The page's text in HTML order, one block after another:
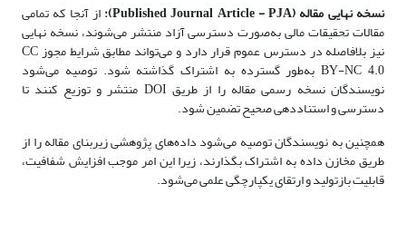
نسخه نهایی مقاله (Published Journal Article - PJA):
از آنجا که تمامی
مقالات تحقیقات مالی به‌صورت دسترسی آزاد منتشر می‌شوند، نسخه نهایی
نیز بلافاصله در دسترس عموم قرار دارد و می‌تواند مطابق شرایط مجوز CC
BY-NC 4.0 به‌طور گسترده به اشتراک گذاشته شود. توصیه می‌شود
نویسندگان نسخه رسمی مقاله را از طریق DOI منتشر و توزیع کنند تا
دسترسی و استناددهی صحیح تضمین شود.
همچنین به نویسندگان توصیه می‌شود داده‌های پژوهشی زیربنای مقاله را از
طریق مخازن داده به اشتراک بگذارند، زیرا این امر موجب افزایش شفافیت،
قابلیت بازتولید و ارتقای یکپارچگی علمی می‌شود.